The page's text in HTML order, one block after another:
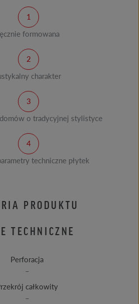
formowana
charakter
o tradycyjnej stylistyce
techniczne płytek
PRODUKTU
TECHNICZNE
Perforacja
–
całkowity
–